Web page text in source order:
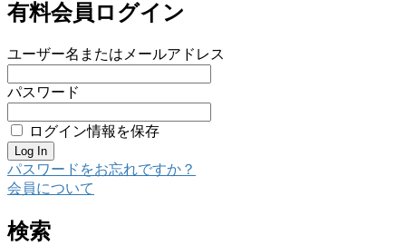
有料会員ログイン
ユーザー名またはメールアドレス
パスワード
ログイン情報を保存
パスワードをお忘れですか？
会員について
検索